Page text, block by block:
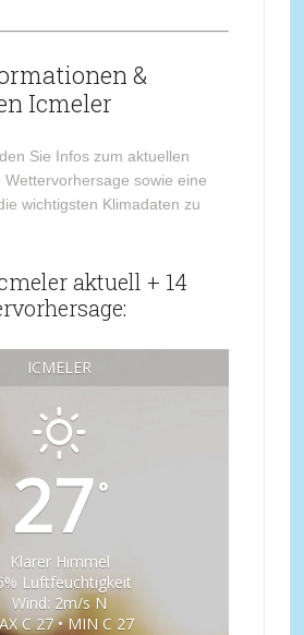
&
Icmeler
Sie Infos zum aktuellen
sowie eine
wichtigsten Klimadaten zu
aktuell + 14
ICMELER
27°
Klarer Himmel
Luftfeuchtigkeit
Wind: 2m/s N
C 27 • MIN C 27